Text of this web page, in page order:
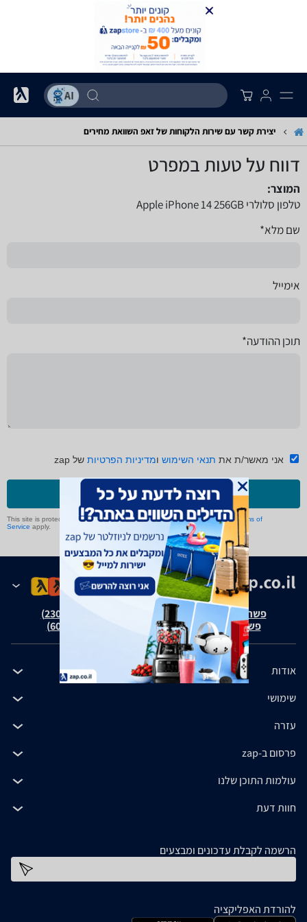
יצירת קשר עם שירות הלקוחות של זאפ השוואת מחירים
דווח על טעות במפרט
המוצר:
טלפון סלולרי Apple iPhone 14 256GB
שם מלא*
אימייל
תוכן ההודעה*
אני מאשר/ת את תנאי השימוש ומדיניות הפרטיות של zap
שליחה
This site is protected by reCAPTCHA and the GooglePrivacy Policyand Terms of
Service apply.
פשרה בת"צ אבנצ'יק נ' זאפ גרופ (ת"צ 23008-08-20)
פשרה בת"צ כהנים נ' זאפ גרופ (ת"צ 60371-12-19)
אודות
שימושי
עזרה
פרסום ב-zap
עולמות התוכן שלנו
חוות דעת
הרשמה לקבלת עדכונים ומבצעים
להורדת האפליקציה